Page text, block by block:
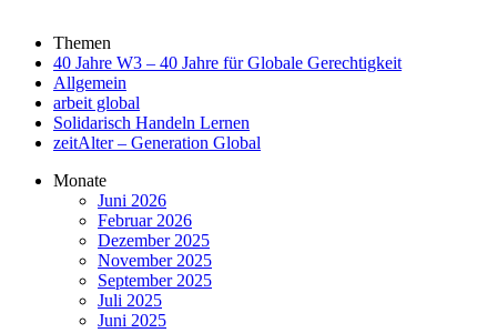
Themen
40 Jahre W3 – 40 Jahre für Globale Gerechtigkeit
Allgemein
arbeit global
Solidarisch Handeln Lernen
zeitAlter – Generation Global
Monate
Juni 2026
Februar 2026
Dezember 2025
November 2025
September 2025
Juli 2025
Juni 2025